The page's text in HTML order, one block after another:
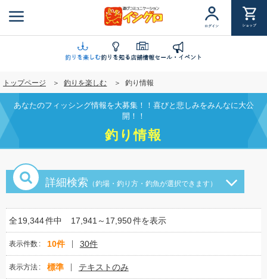
ン
に
移
動
ログイン ショップ
釣りを楽しむ釣りを知る店舗情報セール・イベント
トップページ 釣りを楽しむ 釣り情報
あなたのフィッシング情報を大募集！！喜びと悲しみをみんなに大公
開！！
釣り情報
詳細検索 （釣場・釣り方・釣魚が選択できます）
全19,344件中 17,941～17,950件を表示
表示件数 10件 30件
表示方法 標準 テキストのみ